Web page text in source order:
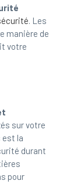
. Les
manière de
votre
sur votre
est la
durant
pour